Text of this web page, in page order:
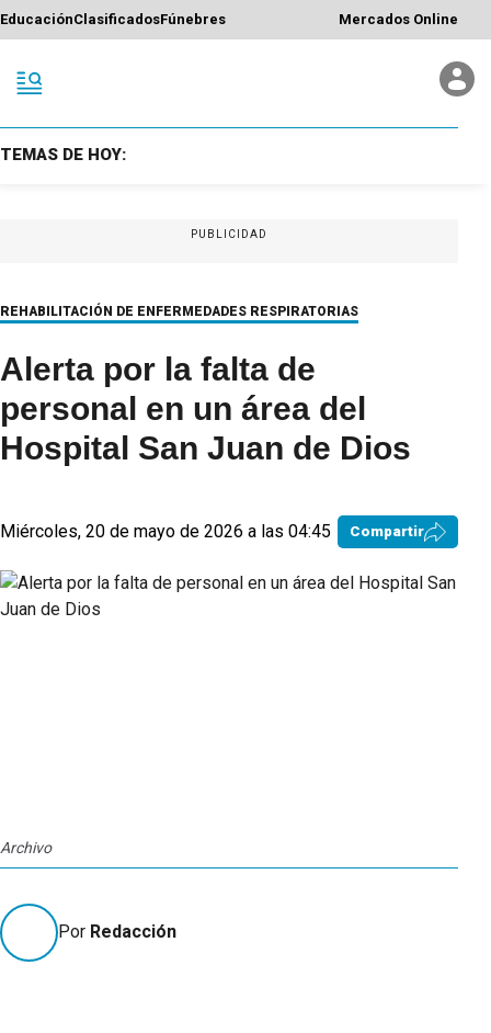
EducaciónClasificadosFúnebres Mercados Online
TEMAS DE HOY:
PUBLICIDAD
REHABILITACIÓN DE ENFERMEDADES RESPIRATORIAS
Alerta por la falta de
personal en un área del
Hospital San Juan de Dios
Miércoles, 20 de mayo de 2026 a las 04:45 Compartir
Archivo
Por Redacción